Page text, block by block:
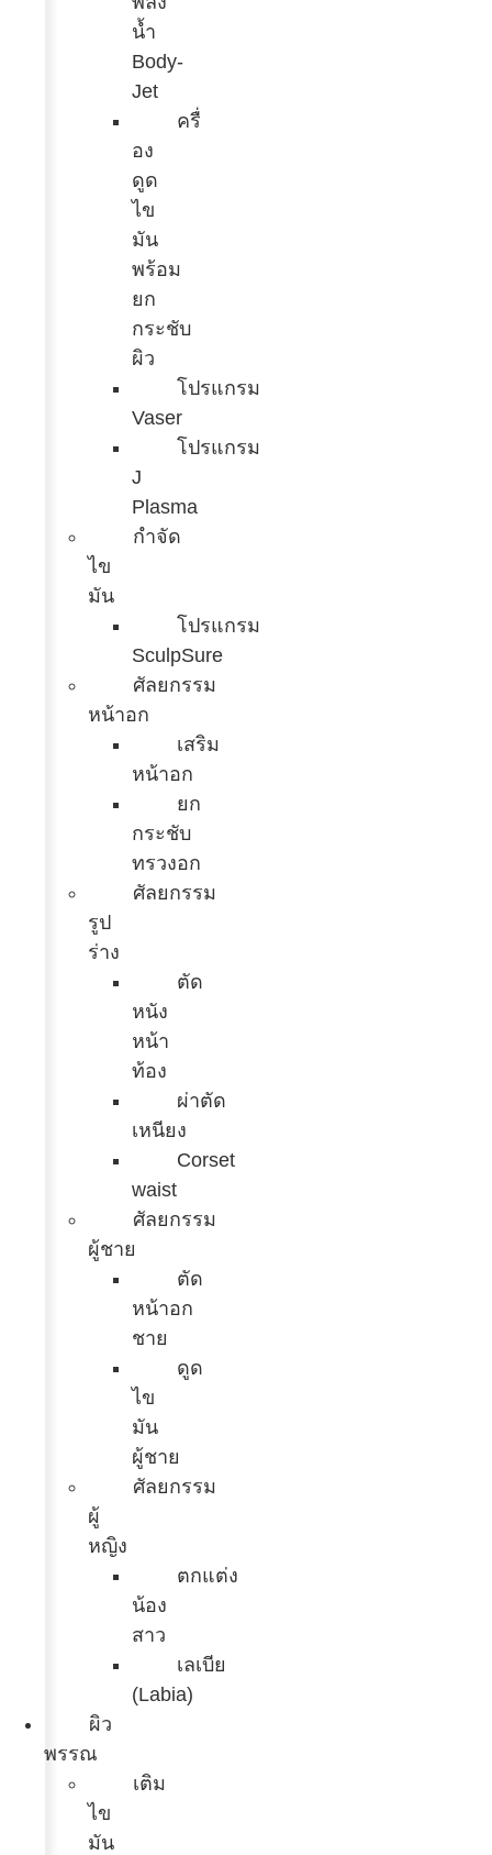
น้ำ
Body-
Jet
ครื่
อง
ดูด
ไข
มัน
พร้อม
ยก
กระชับ
ผิว
โปรแกรม
Vaser
โปรแกรม
J
Plasma
กำจัด
ไข
มัน
โปรแกรม
SculpSure
ศัลยกรรม
หน้าอก
เสริม
หน้าอก
ยก
กระชับ
ทรวงอก
ศัลยกรรม
รูป
ร่าง
ตัด
หนัง
หน้า
ท้อง
ผ่าตัด
เหนียง
Corset
waist
ศัลยกรรม
ผู้ชาย
ตัด
หน้าอก
ชาย
ดูด
ไข
มัน
ผู้ชาย
ศัลยกรรม
ผู้
หญิง
ตกแต่ง
น้อง
สาว
เลเบีย
(Labia)
ผิว
พรรณ
เติม
ไข
มัน